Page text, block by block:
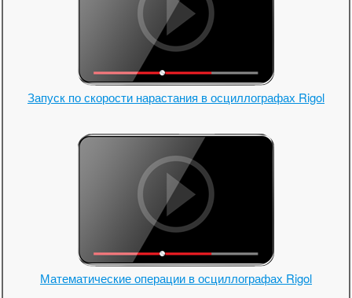
Запуск по скорости нарастания в осциллографах Rigol
Математические операции в осциллографах Rigol